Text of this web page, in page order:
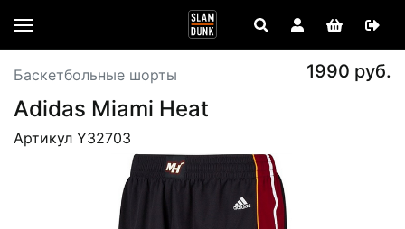
Баскетбольные шорты 1990 руб.
Adidas Miami Heat
Артикул Y32703